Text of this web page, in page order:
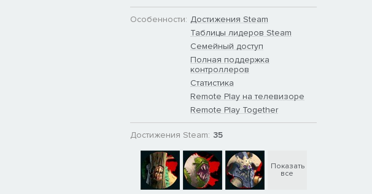
Особенности: Достижения Steam
Таблицы лидеров Steam
Семейный доступ
Полная поддержка
контроллеров
Статистика
Remote Play на телевизоре
Remote Play Together
Достижения Steam: 35
Показать
все